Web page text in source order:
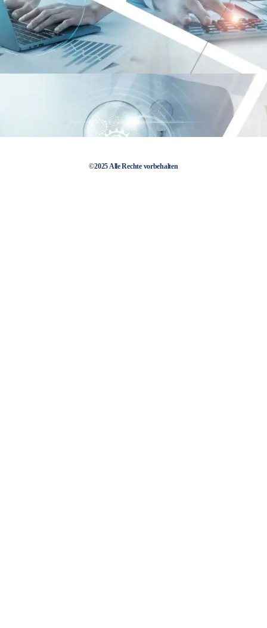
©2025 Alle Rechte vorbehalten